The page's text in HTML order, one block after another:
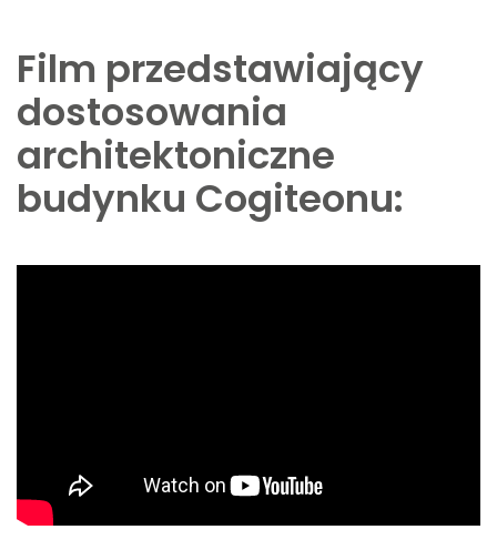
Film przedstawiający
dostosowania
architektoniczne
budynku Cogiteonu: